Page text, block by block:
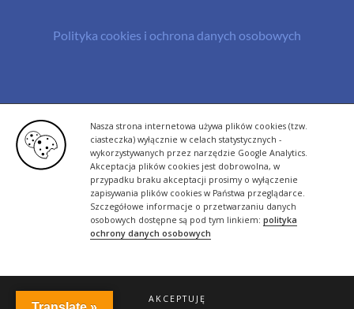
Nasza strona internetowa używa plików cookies (tzw.
ciasteczka) wyłącznie w celach statystycznych -
wykorzystywanych przez narzędzie Google Analytics.
Akceptacja plików cookies jest dobrowolna, w
przypadku braku akceptacji prosimy o wyłączenie
zapisywania plików cookies w Państwa przeglądarce.
Szczegółowe informacje o przetwarzaniu danych
osobowych dostępne są pod tym linkiem: polityka
ochrony danych osobowych
AKCEPTUJĘ
Polityka cookies i ochrona danych osobowych
rutyna.pl - tworzenie stron www